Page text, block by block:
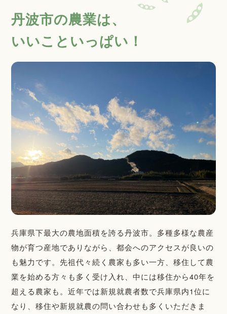
丹波市の農業は、
いいこといっぱい！
兵庫県下最大の農地面積を誇る丹波市。多種多様な農産
物が育つ産地でありながら、都会へのアクセスが良いの
も魅力です。先祖代々続く農家も多い一方、移住して農
業を始める方々も多く受け入れ、中には移住から40年を
超える農家も。近年では新規就農者数で兵庫県内1位に
なり、移住や新規就農の問い合わせも多くいただきま